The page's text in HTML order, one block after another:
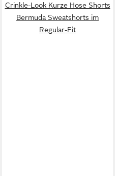
Crinkle-Look Kurze Hose Shorts
Bermuda Sweatshorts im
Regular-Fit